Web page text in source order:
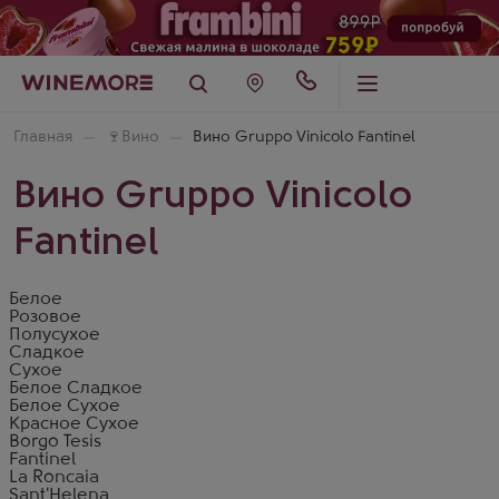
Главная 🍷 Вино Вино Gruppo Vinicolo Fantinel
Вино Gruppo Vinicolo
Fantinel
Белое
Розовое
Полусухое
Сладкое
Сухое
Белое Сладкое
Белое Сухое
Красное Сухое
Borgo Tesis
Fantinel
La Roncaia